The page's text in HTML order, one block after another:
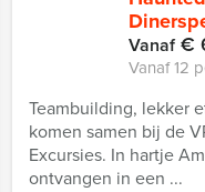
Vanaf€
Vanaf 12
Teambuilding, lekker
komen samen bij de
Excursies. In hartje
ontvangen in een ...